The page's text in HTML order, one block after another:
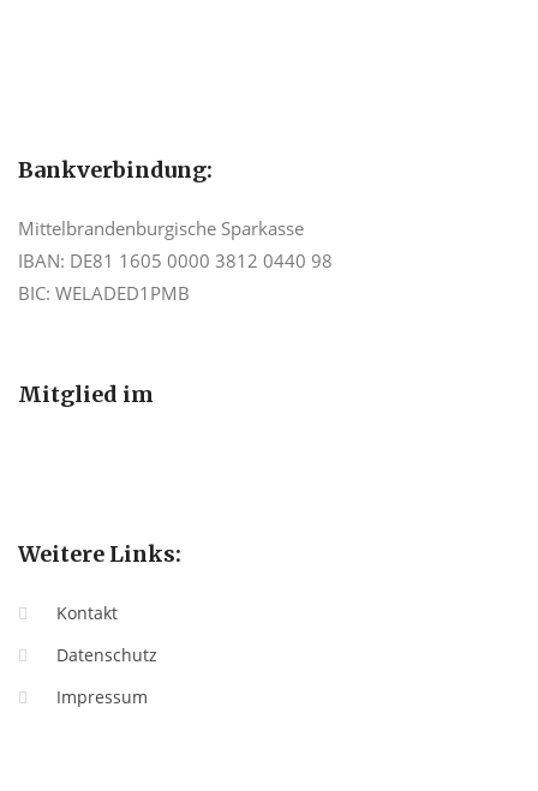
Bankverbindung:
Mittelbrandenburgische Sparkasse
IBAN: DE81 1605 0000 3812 0440 98
BIC: WELADED1PMB
Mitglied im
Weitere Links:
Kontakt
Datenschutz
Impressum